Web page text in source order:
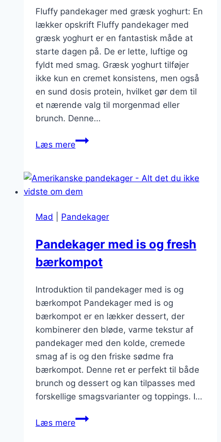
Fluffy pandekager med græsk yoghurt: En
lækker opskrift Fluffy pandekager med
græsk yoghurt er en fantastisk måde at
starte dagen på. De er lette, luftige og
fyldt med smag. Græsk yoghurt tilføjer
ikke kun en cremet konsistens, men også
en sund dosis protein, hvilket gør dem til
et nærende valg til morgenmad eller
brunch. Denne…
Læs mereFluffy
græsk
yoghurt
Mad Pandekager
Pandekager med is og fresh
bærkompot
Introduktion til pandekager med is og
bærkompot Pandekager med is og
bærkompot er en lækker dessert, der
kombinerer den bløde, varme tekstur af
pandekager med den kolde, cremede
smag af is og den friske sødme fra
bærkompot. Denne ret er perfekt til både
brunch og dessert og kan tilpasses med
forskellige smagsvarianter og toppings. I…
Læs merePandekager